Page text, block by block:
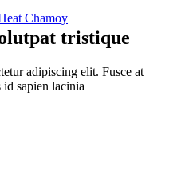
Chamoy tristique
adipiscing elit. Fusce at
sapien lacinia